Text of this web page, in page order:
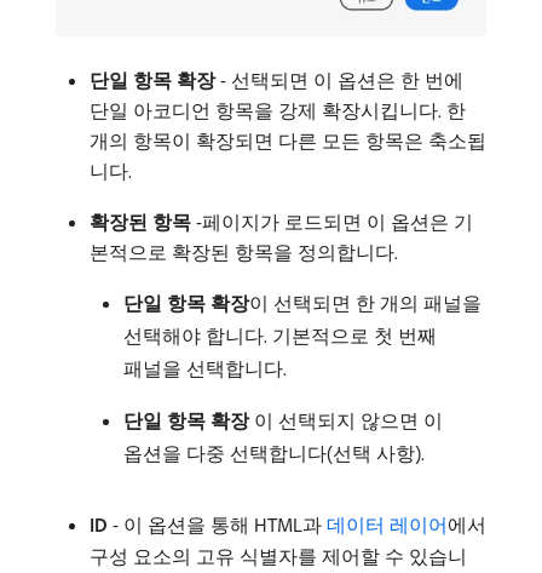
단일 항목 확장- 선택되면 이 옵션은 한 번에
단일 아코디언 항목을 강제 확장시킵니다. 한
개의 항목이 확장되면 다른 모든 항목은 축소됩
니다.
확장된 항목 -페이지가 로드되면 이 옵션은 기
본적으로 확장된 항목을 정의합니다.
단일 항목 확장​이 선택되면 한 개의 패널을
선택해야 합니다. 기본적으로 첫 번째
패널을 선택합니다.
단일 항목 확장이 선택되지 않으면 이
옵션을 다중 선택합니다(선택 사항).
ID - 이 옵션을 통해 HTML과 데이터 레이어에서
구성 요소의 고유 식별자를 제어할 수 있습니